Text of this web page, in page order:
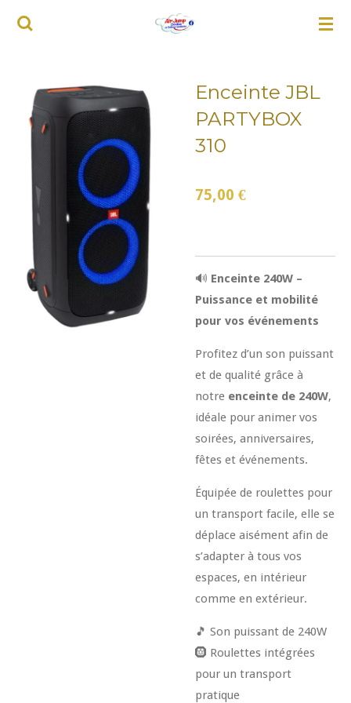
Passer
Enceinte JBL
PARTYBOX
310
75,00 €
🔊 Enceinte 240W –
Puissance et mobilité
pour vos événements
Profitez d’un son puissant
et de qualité grâce à
notre enceinte de 240W,
idéale pour animer vos
soirées, anniversaires,
fêtes et événements.
Équipée de roulettes pour
un transport facile, elle se
déplace aisément afin de
s’adapter à tous vos
espaces, en intérieur
comme en extérieur.
🎵 Son puissant de 240W
🛞 Roulettes intégrées
pour un transport
pratique